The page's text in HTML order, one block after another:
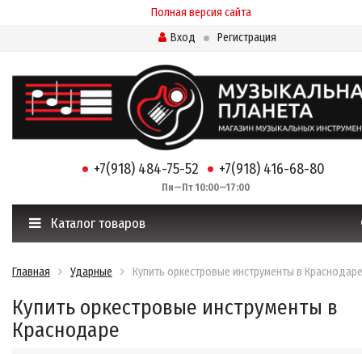
Полная версия сайта
Вход
Регистрация
+7(918) 484-75-52 +7(918) 416-68-80
Пн—Пт 10:00—17:00
Каталог товаров
Главная Ударные Купить оркестровые инструменты в Краснодаре
Купить оркестровые инструменты в
Краснодаре